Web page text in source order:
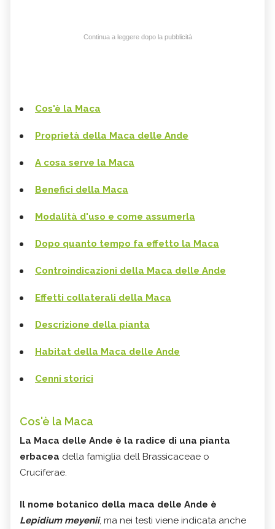
Continua a leggere dopo la pubblicità
Cos'è la Maca
Proprietà della Maca delle Ande
A cosa serve la Maca
Benefici della Maca
Modalità d'uso e come assumerla
Dopo quanto tempo fa effetto la Maca
Controindicazioni della Maca delle Ande
Effetti collaterali della Maca
Descrizione della pianta
Habitat della Maca delle Ande
Cenni storici
Cos'è la Maca
La Maca delle Ande è la radice di una pianta
erbacea della famiglia dell Brassicaceae o
Cruciferae.
Il nome botanico della maca delle Ande è
Lepidium meyenii, ma nei testi viene indicata anche